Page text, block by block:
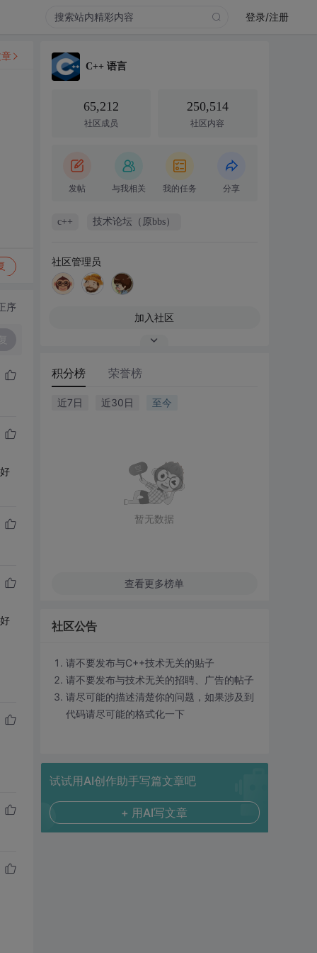
登录/注册
序
C++ 语言
65,212
社区成员
250,514
社区内容
发帖 与我相关 我的任务 分享
c++ 技术论坛（原bbs）
社区管理员
加入社区
积分榜 荣誉榜
近7日 近30日 至今
暂无数据
查看更多榜单
社区公告
请不要发布与C++技术无关的贴子
请不要发布与技术无关的招聘、广告的帖子
请尽可能的描述清楚你的问题，如果涉及到
代码请尽可能的格式化一下
试试用AI创作助手写篇文章吧
+ 用AI写文章